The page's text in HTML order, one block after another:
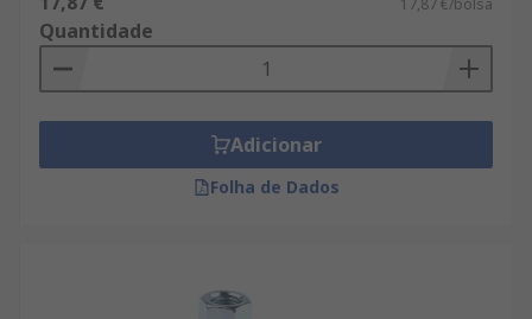
17,87 €/bolsa
Quantidade
Adicionar
Folha de Dados